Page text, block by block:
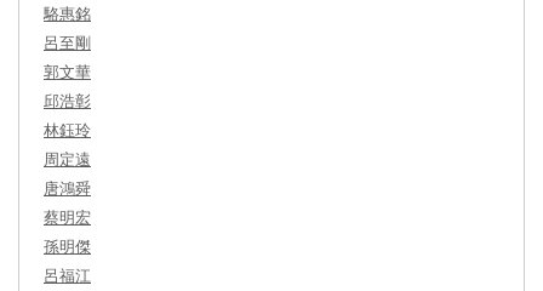
駱惠銘
呂至剛
郭文華
邱浩彰
林鈺玲
周定遠
唐鴻舜
蔡明宏
孫明傑
呂福江